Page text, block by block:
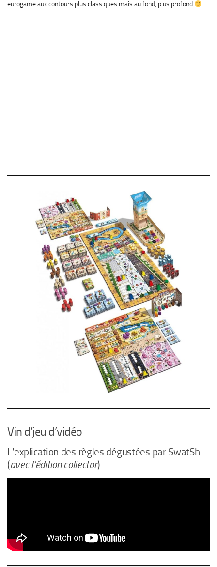
eurogame aux contours plus classiques mais au fond, plus profond
Vin d’jeu d’vidéo
L’explication des règles dégustées par SwatSh
(avec l’édition collector)